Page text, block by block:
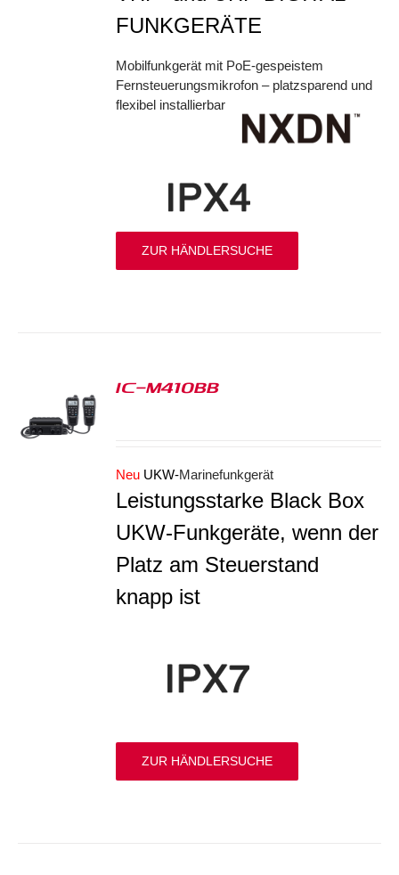
FUNKGERÄTE
Mobilfunkgerät mit PoE-gespeistem
Fernsteuerungsmikrofon – platzsparend und
flexibel installierbar
ZUR HÄNDLERSUCHE
IC-M410BB
Neu UKW-Marinefunkgerät
Leistungsstarke Black Box
UKW-Funkgeräte, wenn der
Platz am Steuerstand
knapp ist
ZUR HÄNDLERSUCHE